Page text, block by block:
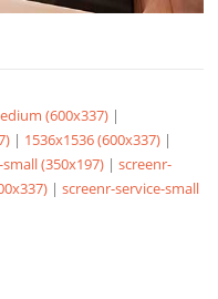
(600x337) |
| 1536x1536 (600x337) |
(350x197) |screenr-
|screenr-service-small